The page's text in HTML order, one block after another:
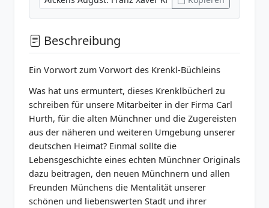
Beschreibung
Ein Vorwort zum Vorwort des Krenkl-Büchleins
Was hat uns ermuntert, dieses Krenklbücherl zu
schreiben für unsere Mitarbeiter in der Firma Carl
Hurth, für die alten Münchner und die Zugereisten
aus der näheren und weiteren Umgebung unserer
deutschen Heimat? Einmal sollte die
Lebensgeschichte eines echten Münchner Originals
dazu beitragen, den neuen Münchnern und allen
Freunden Münchens die Mentalität unserer
schönen und liebenswerten Stadt und ihrer